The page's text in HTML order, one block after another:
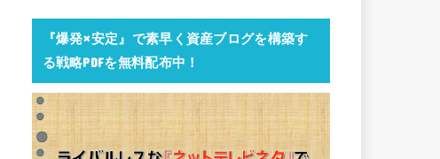
『爆発×安定』で素早く資産ブログを構築す
る戦略PDFを無料配布中！